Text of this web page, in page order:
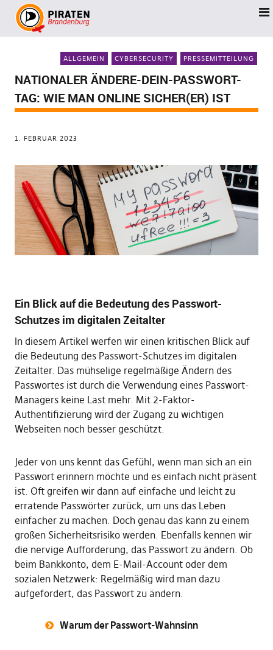
ALLGEMEIN CYBERSECURITY PRESSEMITTEILUNG
NATIONALER ÄNDERE-DEIN-PASSWORT-
TAG: WIE MAN ONLINE SICHER(ER) IST
1. FEBRUAR 2023
Ein Blick auf die Bedeutung des Passwort-
Schutzes im digitalen Zeitalter
In diesem Artikel werfen wir einen kritischen Blick auf
die Bedeutung des Passwort-Schutzes im digitalen
Zeitalter. Das mühselige regelmäßige Ändern des
Passwortes ist durch die Verwendung eines Passwort-
Managers keine Last mehr. Mit 2-Faktor-
Authentifizierung wird der Zugang zu wichtigen
Webseiten noch besser geschützt.
Jeder von uns kennt das Gefühl, wenn man sich an ein
Passwort erinnern möchte und es einfach nicht präsent
ist. Oft greifen wir dann auf einfache und leicht zu
erratende Passwörter zurück, um uns das Leben
einfacher zu machen. Doch genau das kann zu einem
großen Sicherheitsrisiko werden. Ebenfalls kennen wir
die nervige Aufforderung, das Passwort zu ändern. Ob
beim Bankkonto, dem E-Mail-Account oder dem
sozialen Netzwerk: Regelmäßig wird man dazu
aufgefordert, das Passwort zu ändern.
Warum der Passwort-Wahnsinn